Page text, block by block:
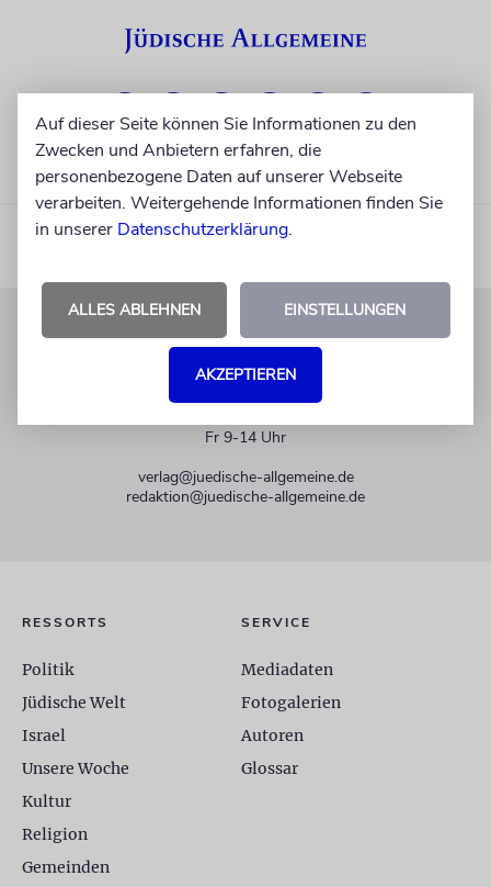
KUNDENSERVICE
Fr 9-14 Uhr
verlag@juedische-allgemeine.de
redaktion@juedische-allgemeine.de
RESSORTS
Politik
Jüdische Welt
Israel
Unsere Woche
Kultur
Religion
Gemeinden
SERVICE
Mediadaten
Fotogalerien
Autoren
Glossar
Auf dieser Seite können Sie Informationen zu den
Zwecken und Anbietern erfahren, die
personenbezogene Daten auf unserer Webseite
verarbeiten. Weitergehende Informationen finden Sie
in unserer Datenschutzerklärung.
ALLES ABLEHNEN EINSTELLUNGEN
AKZEPTIEREN